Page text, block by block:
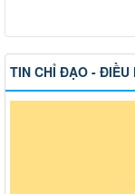
TIN CHỈ ĐẠO - ĐIỀU